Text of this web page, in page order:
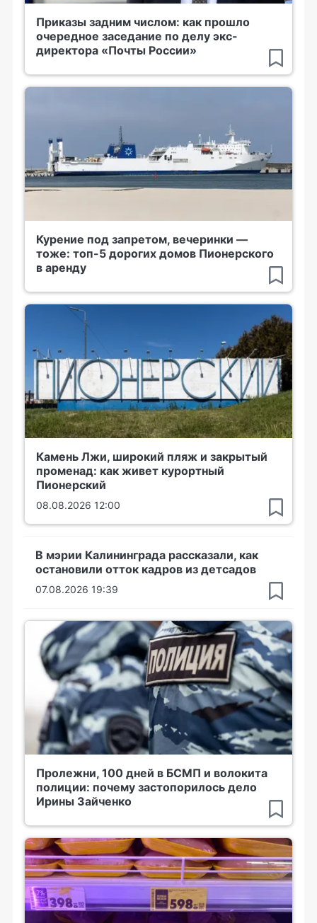
Приказы задним числом: как прошло
очередное заседание по делу экс-
директора «Почты России»
Курение под запретом, вечеринки —
тоже: топ-5 дорогих домов Пионерского
в аренду
Камень Лжи, широкий пляж и закрытый
променад: как живет курортный
Пионерский
08.08.2026 12:00
В мэрии Калининграда рассказали, как
остановили отток кадров из детсадов
07.08.2026 19:39
Пролежни, 100 дней в БСМП и волокита
полиции: почему застопорилось дело
Ирины Зайченко